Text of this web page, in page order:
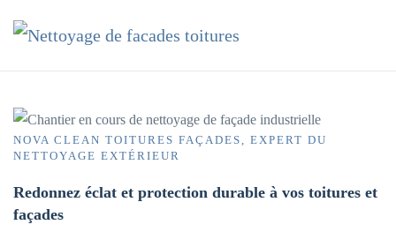
Accéder au contenu principal
NOVA CLEAN TOITURES FAÇADES, EXPERT DU
NETTOYAGE EXTÉRIEUR
Redonnez éclat et protection durable à vos toitures et
façades